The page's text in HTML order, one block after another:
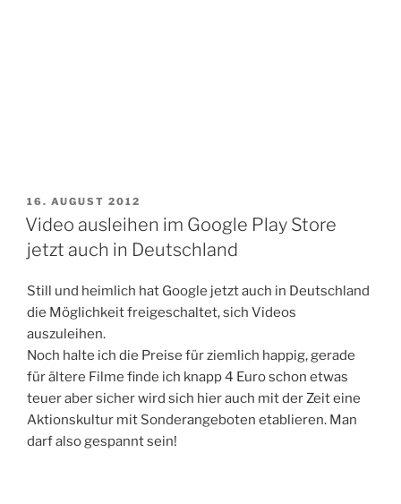
VERÖFFENTLICHT
AM
16. AUGUST 2012
Video ausleihen im Google Play Store
jetzt auch in Deutschland
Still und heimlich hat Google jetzt auch in Deutschland
die Möglichkeit freigeschaltet, sich Videos
auszuleihen.
Noch halte ich die Preise für ziemlich happig, gerade
für ältere Filme finde ich knapp 4 Euro schon etwas
teuer aber sicher wird sich hier auch mit der Zeit eine
Aktionskultur mit Sonderangeboten etablieren. Man
darf also gespannt sein!